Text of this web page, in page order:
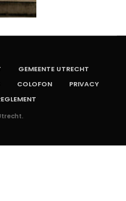
GEMEENTE UTRECHT
COLOFON
PRIVACY